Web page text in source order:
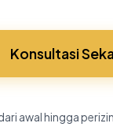
Konsultasi
awal hingga